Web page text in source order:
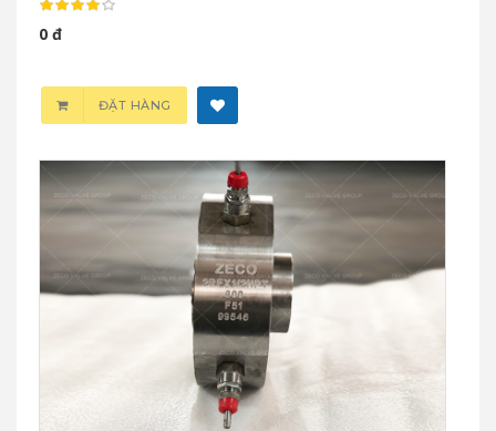
0 đ
ĐẶT HÀNG